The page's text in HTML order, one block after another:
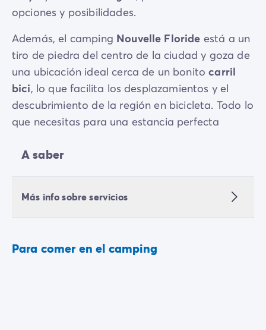
opciones y posibilidades.
Además, el camping Nouvelle Floride está a un
tiro de piedra del centro de la ciudad y goza de
una ubicación ideal cerca de un bonitocarril
bici, lo que facilita los desplazamientos y el
descubrimiento de la región en bicicleta. Todo lo
que necesitas para una estancia perfecta
A saber
Más info sobre servicios
Para comer en el camping